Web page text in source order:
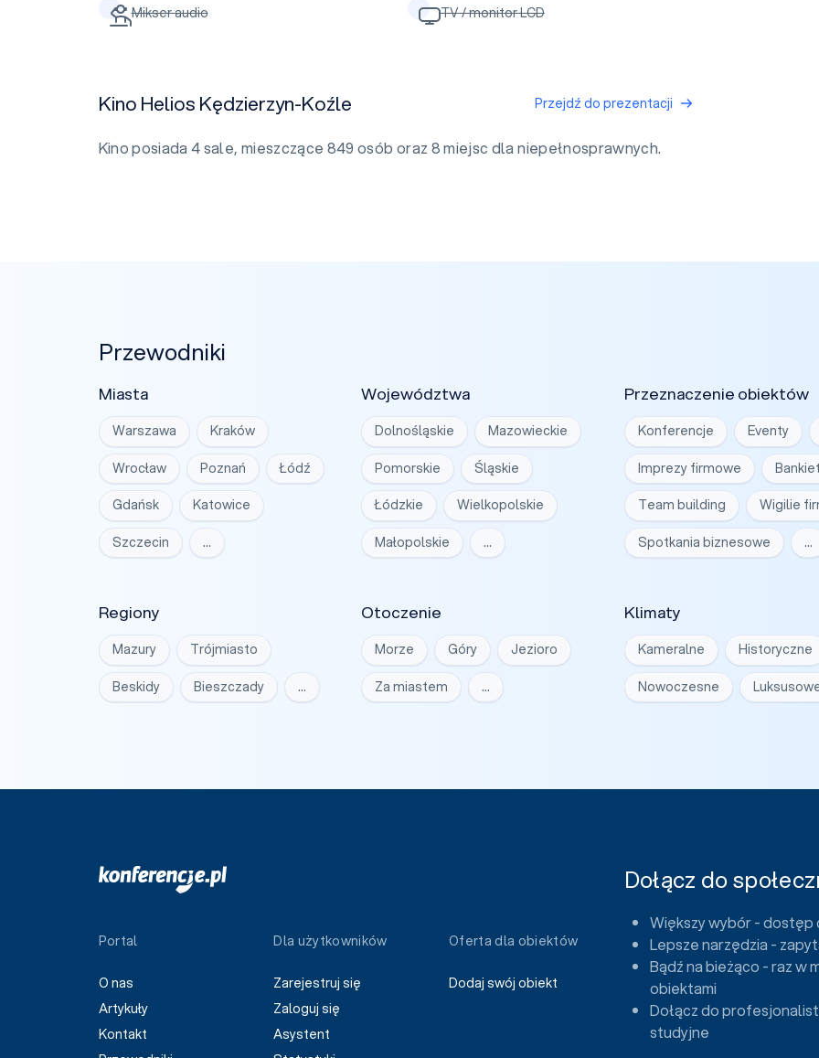
Mikser audio TV / monitor LCD
Kino Helios Kędzierzyn-Koźle Przejdź do prezentacji
Kino posiada 4 sale, mieszczące 849 osób oraz 8 miejsc dla niepełnosprawnych.
Przewodniki
Miasta
Warszawa Kraków
Wrocław Poznań Łódź
Gdańsk Katowice
Szczecin …
Województwa
Dolnośląskie Mazowieckie
Pomorskie Śląskie
Łódzkie Wielkopolskie
Małopolskie …
Regiony
Mazury Trójmiasto
Beskidy Bieszczady …
Otoczenie
Morze Góry Jezioro
Za miastem …
Klimaty
Kameralne Historyczne
Nowoczesne
Przeznaczenie obiektów
Konferencje Eventy
Imprezy firmowe
Team building Wigilie
Spotkania biznesowe …
Portal
O nas
Artykuły
Kontakt
Dla użytkowników
Zarejestruj się
Zaloguj się
Asystent
Oferta dla obiektów
Dodaj swój obiekt
Dołącz do
Większy wybór - dostęp
Lepsze narzędzia -
Bądź na bieżąco - raz
obiektami
Dołącz do
studyjne